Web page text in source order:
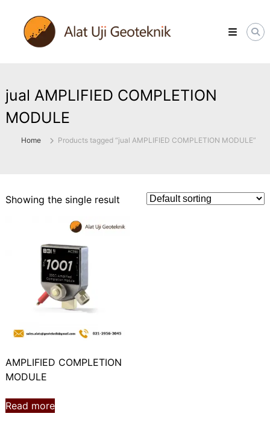
content
ALATUJIGEOTEKNIK.COM
DISTRIBUTOR
INSTRUMENT
jual AMPLIFIED COMPLETION
MODULE
Home Products tagged “jual AMPLIFIED COMPLETION MODULE”
Showing the single result
AMPLIFIED COMPLETION
MODULE
Read more